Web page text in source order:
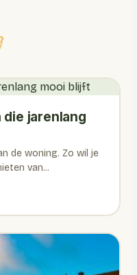
die jarenlang
de woning. Zo wil je
van...